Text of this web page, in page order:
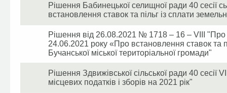
Рішення Бабинецької селищної ради 40 сесії
встановлення ставок та пільг із сплати
Рішення від 26.08.2021 № 1718 – 16 – VIII
24.06.2021 року «Про встановлення ставок та
Бучанської міської територіальної громади"
Рішення Здвижівської сільської ради 40
місцевих податків і зборів на 2021 рік"